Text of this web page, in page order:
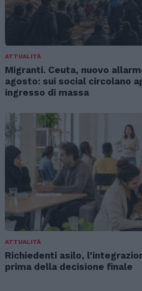
ATTUALITÀ
Migranti. Ceuta, nuovo
agosto: sui social circolano
ingresso di massa
ATTUALITÀ
Richiedenti asilo,
prima della decisione finale